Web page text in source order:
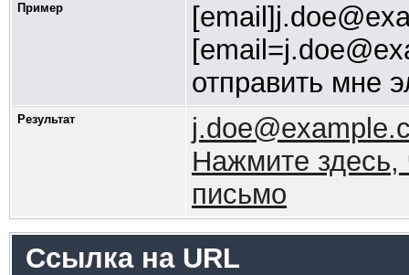
Пример
отправить мне
Результат
Нажмите здесь,
письмо
Ссылка на URL